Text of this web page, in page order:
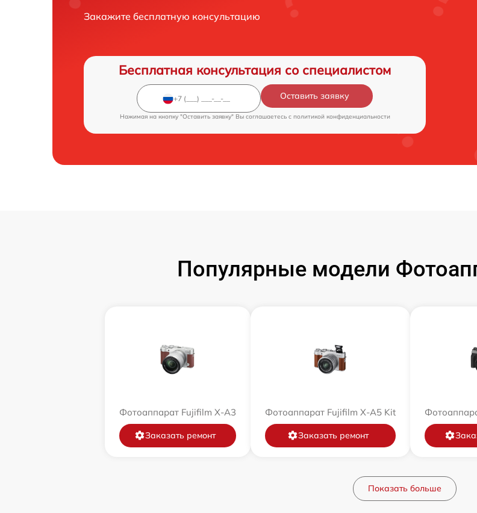
Закажите бесплатную консультацию
Бесплатная консультация со специалистом
Оставить заявку
Нажимая на кнопку "Оставить заявку" Вы соглашаетесь c политикой конфиденциальности
Популярные модели
Фотоаппарат Fujifilm X-A3
Заказать ремонт
Фотоаппарат Fujifilm X-A5 Kit
Заказать ремонт
Показать больше